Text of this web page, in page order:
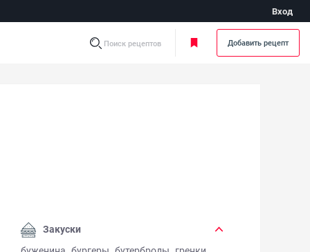
Вход
Поиск рецептов Добавить рецепт
лапша с овощами - фото готового блюда
Закуски